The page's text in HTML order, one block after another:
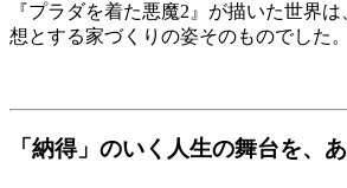
『プラダを着た悪魔2』が描いた世界
想とする家づくりの姿そのものでした。
「納得」のいく人生の舞台を、